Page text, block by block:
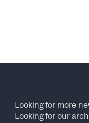
Looking for more
Looking for our